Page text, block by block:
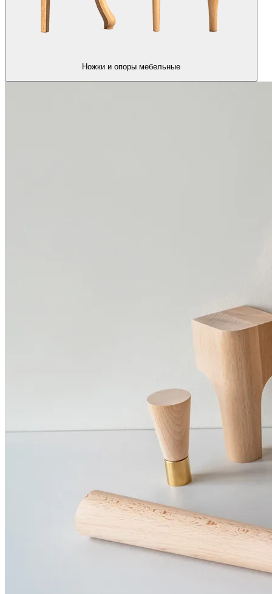
Ножки и опоры мебельные